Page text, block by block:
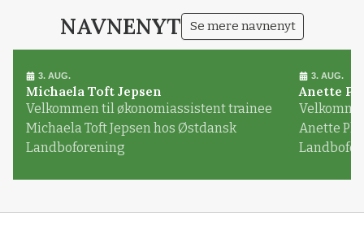
NAVNENYT Se mere navnenyt
3. AUG.
Michaela Toft Jepsen
Velkommen til økonomiassistent trainee
Michaela Toft Jepsen hos Østdansk
Landboforening
3. AUG.
Anette
Anette